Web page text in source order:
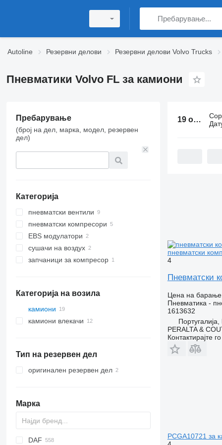
Autoline Резервни делови Резервни делови Volvo Trucks
Пневматики Volvo FL за камиони
Пребарување
(број на дел, марка, модел, резервен
дел)
Категорија
пневматски вентили
пневматски компресори
EBS модулатори
сушачи на воздух
запчаници за компресор
Категорија на возила
камиони
камиони влекачи
Тип на резервен дел
оригинален резервен дел
Марка
C-series
DAF
19 огласа:
пневматски
4
Пневматски
Цена на барање
Пневматика -
1613632
PERALTA &
Контактирајте
PCGA10721 за